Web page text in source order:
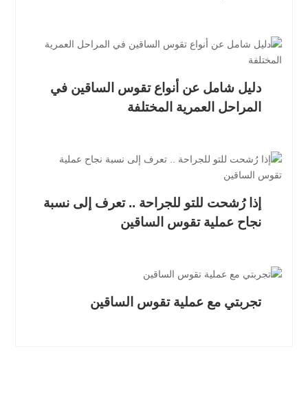
دليل شامل عن أنواع تقوس الساقين في
المراحل العمرية المختلفة
إذا رُشحت للتو للجراحة .. تعرف إلى نسبة
نجاح عملية تقوس الساقين
تجربتي مع عملية تقوس الساقين